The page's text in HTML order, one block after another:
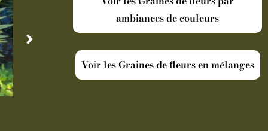
ambiances de couleurs
Voir les Graines de fleurs en mélanges